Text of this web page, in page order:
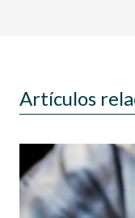
Artículos